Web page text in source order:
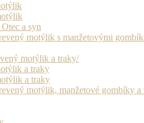
a syn
motýlik s manžetovými
motýlik a traky/
a traky
a traky
motýlik, manžetové gombíky a